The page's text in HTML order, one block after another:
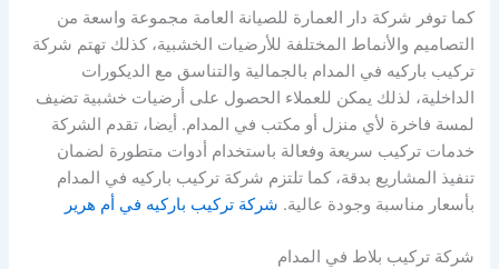
كما توفر شركة دار العمارة للصيانة العامة مجموعة واسعة من
التصاميم والأنماط المختلفة للأرضيات الخشبية، كذلك تهتم شركة
تركيب باركيه في المدام بالجمالية والتناسق مع الديكورات
الداخلية، لذلك يمكن للعملاء الحصول على أرضيات خشبية تضيف
لمسة فاخرة لأي منزل أو مكتب في المدام. أيضا، تقدم الشركة
خدمات تركيب سريعة وفعالة باستخدام أدوات متطورة لضمان
تنفيذ المشاريع بدقة، كما تلتزم شركة تركيب باركيه في المدام
بأسعار مناسبة وجودة عالية. شركة تركيب باركيه في أم هرير
شركة تركيب بلاط في المدام